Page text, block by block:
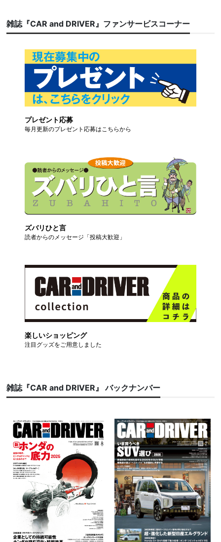
雑誌『CAR and DRIVER』ファンサービスコーナー
プレゼント応募
毎月更新のプレゼント応募はこちらから
ズバリひと言
読者からのメッセージ「投稿大歓迎」
楽しいショッピング
注目グッズをご用意しました
雑誌『CAR and DRIVER』 バックナンバー